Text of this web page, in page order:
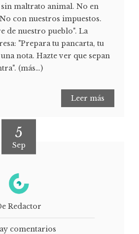
sin maltrato animal. No en
con nuestros impuestos.
de nuestro pueblo". La
"Prepara tu pancarta, tu
nota. Hazte ver que sepan
(más…)
Leer más
5
Sep
Redactor
comentarios